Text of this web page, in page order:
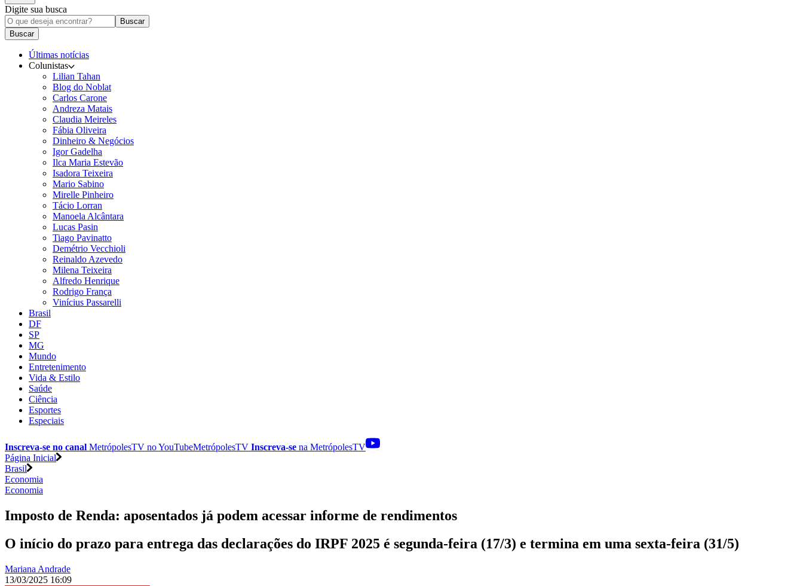
Digite sua busca
Buscar
Buscar
Últimas notícias
Colunistas
Lilian Tahan
Blog do Noblat
Carlos Carone
Andreza Matais
Claudia Meireles
Fábia Oliveira
Dinheiro & Negócios
Igor Gadelha
Ilca Maria Estevão
Isadora Teixeira
Mario Sabino
Mirelle Pinheiro
Tácio Lorran
Manoela Alcântara
Lucas Pasin
Tiago Pavinatto
Demétrio Vecchioli
Reinaldo Azevedo
Milena Teixeira
Alfredo Henrique
Rodrigo França
Vinícius Passarelli
Brasil
DF
SP
MG
Mundo
Entretenimento
Vida & Estilo
Saúde
Ciência
Esportes
Especiais
Inscreva-se no canal MetrópolesTV noYouTubeMetrópolesTV Inscreva-se na MetrópolesTV
Página Inicial
Brasil
Economia
Economia
Imposto de Renda: aposentados já podem acessar informe de rendimentos
O início do prazo para entrega das declarações do IRPF 2025 é segunda-feira (17/3) e termina em uma sexta-feira (31/5)
Mariana Andrade
13/03/2025 16:09